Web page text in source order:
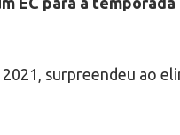
surpreendeu ao